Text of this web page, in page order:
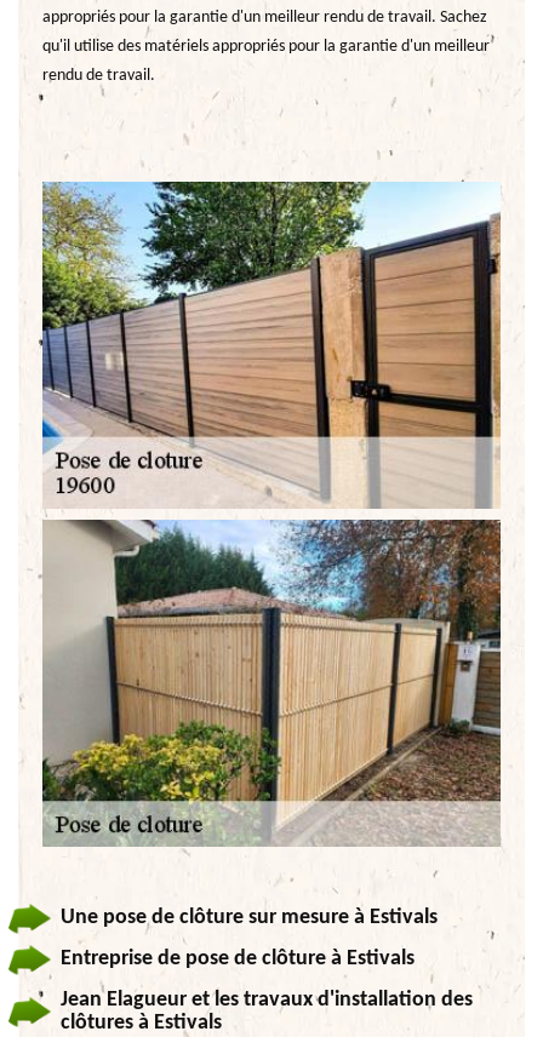
appropriés pour la garantie d'un meilleur rendu de travail. Sachez
qu'il utilise des matériels appropriés pour la garantie d'un meilleur
rendu de travail.
Une pose de clôture sur mesure à Estivals
Entreprise de pose de clôture à Estivals
Jean Elagueur et les travaux d'installation des
clôtures à Estivals